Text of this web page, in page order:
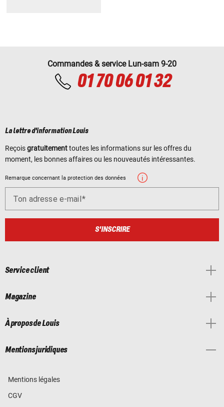
Commandes & service Lun-sam 9-20
01 70 06 01 32
La lettre d'information Louis
Reçoisgratuitementtoutes les informations sur les offres du
moment, les bonnes affaires ou les nouveautés intéressantes.
Remarque concernant la protection des données
Ton adresse e-mail
S'INSCRIRE
Service client
Magazine
À propos de Louis
Mentions juridiques
Mentions légales
CGV